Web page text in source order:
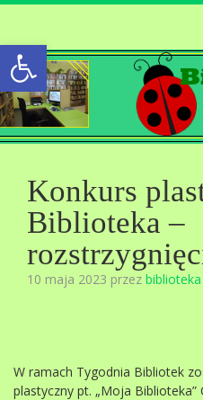
Open toolbar
Konkurs
Biblioteka –
10 maja 2023 przez biblioteka
W ramach Tygodnia Bibliotek
plastyczny pt. „Moja Biblioteka”